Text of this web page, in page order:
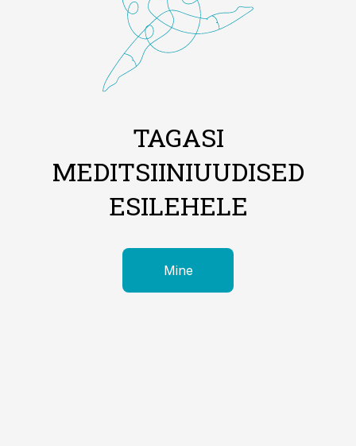
TAGASI
MEDITSIINIUUDISED
ESILEHELE
Mine